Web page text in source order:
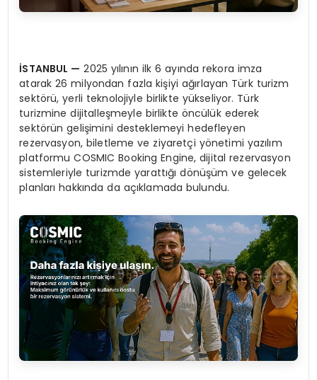
İSTANBUL — 2025 yılının ilk 6 ayında rekora imza
atarak 26 milyondan fazla kişiyi ağırlayan Türk turizm
sektörü, yerli teknolojiyle birlikte yükseliyor. Türk
turizmine dijitalleşmeyle birlikte öncülük ederek
sektörün gelişimini desteklemeyi hedefleyen
rezervasyon, biletleme ve ziyaretçi yönetimi yazılım
platformu COSMIC Booking Engine, dijital rezervasyon
sistemleriyle turizmde yarattığı dönüşüm ve gelecek
planları hakkında da açıklamada bulundu.